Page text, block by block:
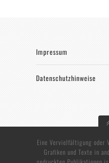
Impressum
Datenschutzhinweise
Eine Vervielfältigung oder
Grafiken und Texte in